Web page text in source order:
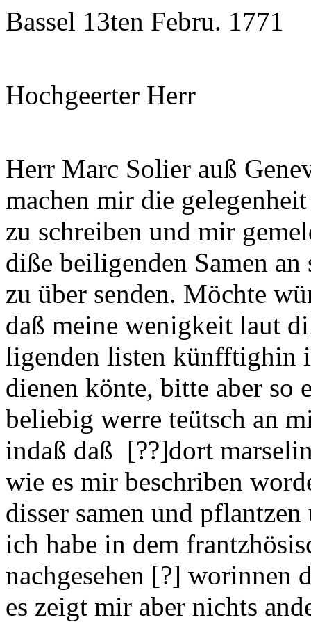
Bassel 13ten Febru. 1771
Hochgeerter Herr
Herr Marc Solier auß
machen mir die
zu schreiben und mir
diße beiligenden Samen an
zu über senden. Möchte
daß meine wenigkeit laut
ligenden listen künfftighin
dienen könte, bitte aber so
beliebig werre teütsch an
indaß daß [??]dort
wie es mir beschriben
disser samen und pflantzen
ich habe in dem
nachgesehen [?] worinnen
es zeigt mir aber nichts